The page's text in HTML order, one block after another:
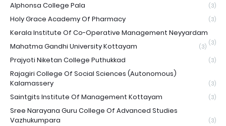
Alphonsa College Pala (3)
Holy Grace Academy Of Pharmacy (3)
Kerala Institute Of Co-Operative Management Neyyardam
(3)
Mahatma Gandhi University Kottayam (3)
Prajyoti Niketan College Puthukkad (3)
Rajagiri College Of Social Sciences (Autonomous)
Kalamassery
(3)
Saintgits Institute Of Management Kottayam (3)
Sree Narayana Guru College Of Advanced Studies
Vazhukumpara
(3)